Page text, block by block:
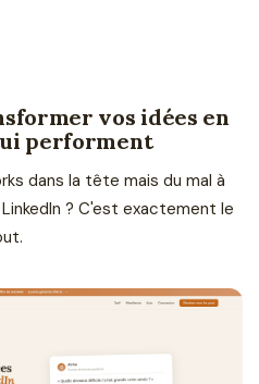
vos idées en
performent
dans la tête mais du mal à
? C'est exactement le